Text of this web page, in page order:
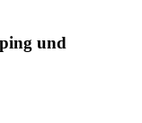
und